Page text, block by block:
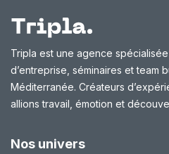
Tripla est une agence
d’entreprise, séminaires et team
Méditerranée. Créateurs
allions travail, émotion et
Nos univers